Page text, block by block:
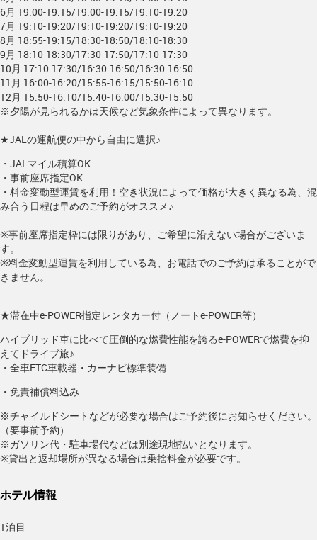
6月 19:00-19:15/19:00-19:15/19:10-19:20
7月 19:10-19:20/19:10-19:20/19:10-19:20
8月 18:55-19:15/18:30-18:50/18:10-18:30
9月 18:10-18:30/17:30-17:50/17:10-17:30
10月 17:10-17:30/16:30-16:50/16:30-16:50
11月 16:00-16:20/15:55-16:15/15:50-16:10
12月 15:50-16:10/15:40-16:00/15:30-15:50
※夕陽が見られるかは天候など気象条件によって異なります。
★JALの運航便の中から自由に選択♪
・JALマイル積算OK
・事前座席指定OK
・料金変動型運賃を利用！空き状況によって価格が大きく異なる為、混
み合う日程は早めのご予約がオススメ♪
※事前座席指定枠には限りがあり、ご希望に沿えない場合がございま
す。
※料金変動型運賃を利用している為、お電話でのご予約は承ることがで
きません。
★滞在中e-POWER指定レンタカー付（ノートe-POWER等）
ハイブリッド車に比べて圧倒的な燃費性能を誇るe-POWERで燃費を抑
えてドライブ旅♪
・全車ETC車載器・カーナビ標準装備
・免責補償料込み
※チャイルドシートなどが必要な場合はご予約後にお知らせください。
（要事前予約）
※ガソリン代・駐車場代などは別途現地払いとなります。
※貸出と返却場所が異なる場合は乗捨料金が必要です。
ホテル情報
1泊目